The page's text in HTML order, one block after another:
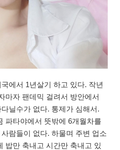
에서 1년살기 하고 있다. 작년
마자 팬데믹 걸려서 방안에서
닐수가 없다. 통제가 심해서.
파타야에서 뜻밖에 6개월차를
람들이 없다. 하물며 주변 업소
밥만 축내고 시간만 축내고 있